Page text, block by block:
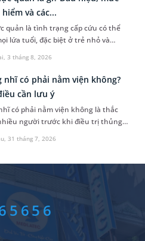
Thực tế, chi phí điều trị liệt dây
thường không quá cao nếu người
hiện và can thiệp sớm.
3 tháng 8, 2026
và các...
quản là tình trạng cấp cứu có thể
lứa tuổi, đặc biệt ở trẻ nhỏ và
tuổi. Nếu không được phát hiện và
dị vật có thể gây tổn thương
thậm chí dẫn đến nhiều biến chứng
Vậy khi bị mắc dị vật ở thực quản,
xử trí như thế nào?
31 tháng 7, 2026
nhĩ có phải nằm viện không?
cần lưu ý
có phải nằm viện không là thắc
người trước khi điều trị thủng
Thực tế, thời gian lưu viện sau phẫu
giống nhau ở tất cả trường hợp
sức khỏe và tốc độ hồi phục của